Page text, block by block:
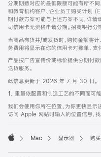
分期期数对应的最低限额可能有所不同
和教育机构客户、企业员工购买计划
期付款方案可能与上述方案不同，详情
司信用卡无资格申请分期。招商银行
当商品有货并/或发货时，购物金额将
务费用将显示在你的信用卡对账单、支
产品按广告宣传价或标价提供分期付
送货服务。
此信息更新于 2026 年 7 月 30 日。
1. 重量依配置和制造工艺的不同而可能
我们会使用你所在位置，为你更快显示
访问 Apple 网站时输入的位置信息，找
Mac 显示器 购